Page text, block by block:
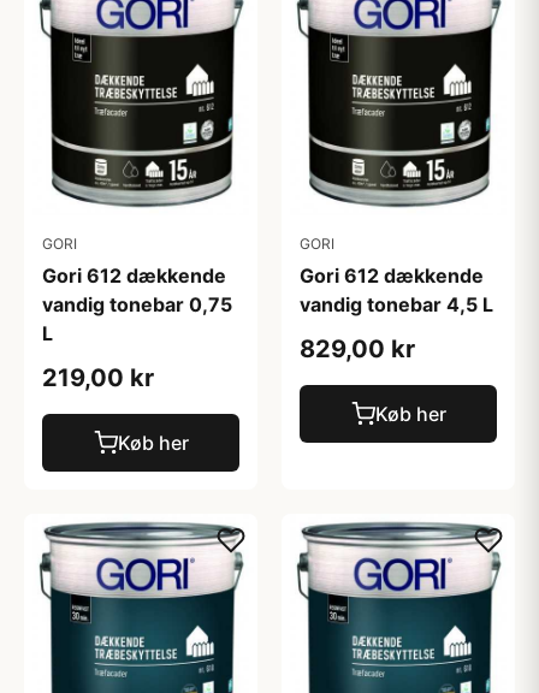
GORI
Gori 612 dækkende
vandig tonebar 0,75
L
219,00 kr
Køb her
GORI
Gori 612 dækkende
vandig tonebar 4,5 L
829,00 kr
Køb her